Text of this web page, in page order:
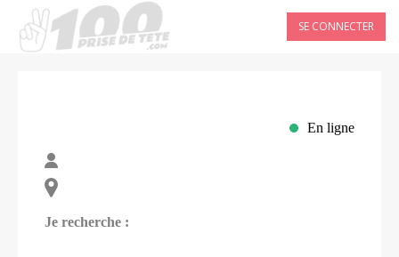
SE CONNECTER
En ligne
Je recherche :